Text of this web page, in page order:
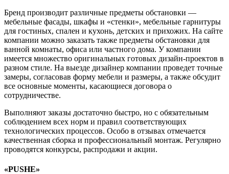
Бренд производит различные предметы обстановки —
мебельные фасады, шкафы и «стенки», мебельные гарнитуры
для гостиных, спален и кухонь, детских и прихожих. На сайте
компании можно заказать также предметы обстановки для
ванной комнаты, офиса или частного дома. У компании
имеется множество оригинальных готовых дизайн-проектов в
разном стиле. На выезде дизайнер компании проведет точные
замеры, согласовав форму мебели и размеры, а также обсудит
все основные моменты, касающиеся договора о
сотрудничестве.
Выполняют заказы достаточно быстро, но с обязательным
соблюдением всех норм и правил соответствующих
технологических процессов. Особо в отзывах отмечается
качественная сборка и профессиональный монтаж. Регулярно
проводятся конкурсы, распродажи и акции.
«PUSHE»